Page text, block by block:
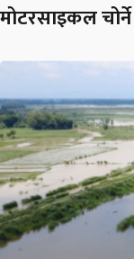
मोटरसाइकल